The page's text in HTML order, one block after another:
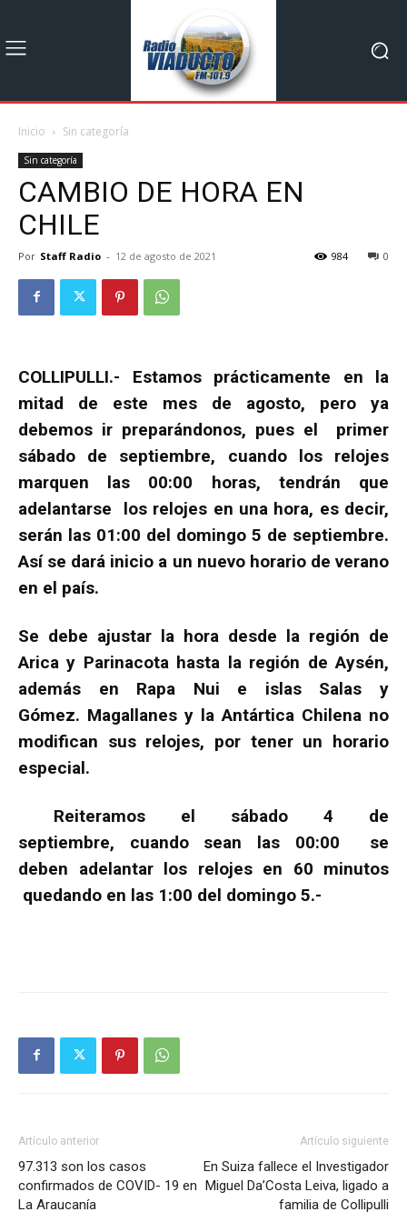
Inicio Sin categoría
Sin categoría
CAMBIO DE HORA EN
CHILE
Por Staff Radio - 12 de agosto de 2021 0
984
COLLIPULLI.- Estamos prácticamente en la
mitad de este mes de agosto, pero ya
debemos ir preparándonos, pues el primer
sábado de septiembre, cuando los relojes
marquen las 00:00 horas, tendrán que
adelantarse los relojes en una hora, es decir,
serán las 01:00 del domingo 5 de septiembre.
Así se dará inicio a un nuevo horario de verano
en el país.
Se debe ajustar la hora desde la región de
Arica y Parinacota hasta la región de Aysén,
además en Rapa Nui e islas Salas y
Gómez. Magallanes y la Antártica Chilena no
modifican sus relojes, por tener un horario
especial.
Reiteramos el sábado 4 de
septiembre, cuando sean las 00:00 se
deben adelantar los relojes en 60 minutos
quedando en las 1:00 del domingo 5.-
Artículo anterior
97.313 son los casos
confirmados de COVID- 19 en
La Araucanía
Artículo siguiente
En Suiza fallece el Investigador
Miguel Da’Costa Leiva, ligado a
familia de Collipulli